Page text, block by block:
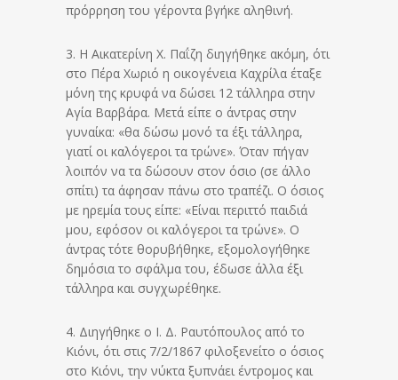
πρόρρηση του γέροντα βγήκε αληθινή.
3. Η Αικατερίνη Χ. Παΐζη διηγήθηκε ακόμη, ότι
στο Πέρα Χωριό η οικογένεια Καχρίλα έταξε
μόνη της κρυφά να δώσει 12 τάλληρα στην
Αγία Βαρβάρα. Μετά είπε ο άντρας στην
γυναίκα: «θα δώσω μονό τα έξι τάλληρα,
γιατί οι καλόγεροι τα τρώνε». Όταν πήγαν
λοιπόν να τα δώσουν στον όσιο (σε άλλο
σπίτι) τα άφησαν πάνω στο τραπέζι. Ο όσιος
με ηρεμία τους είπε: «Είναι περιττό παιδιά
μου, εφόσον οι καλόγεροι τα τρώνε». Ο
άντρας τότε θορυβήθηκε, εξομολογήθηκε
δημόσια το σφάλμα του, έδωσε άλλα έξι
τάλληρα και συγχωρέθηκε.
4. Διηγήθηκε ο Ι. Δ. Ραυτόπουλος από το
Κιόνι, ότι στις 7/2/1867 φιλοξενείτο ο όσιος
στο Κιόνι, την νύκτα ξυπνάει έντρομος και